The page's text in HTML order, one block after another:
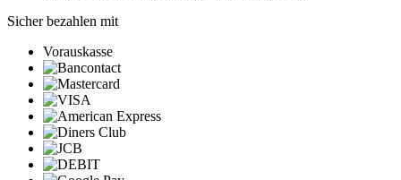
Sicher bezahlen mit
Vorauskasse